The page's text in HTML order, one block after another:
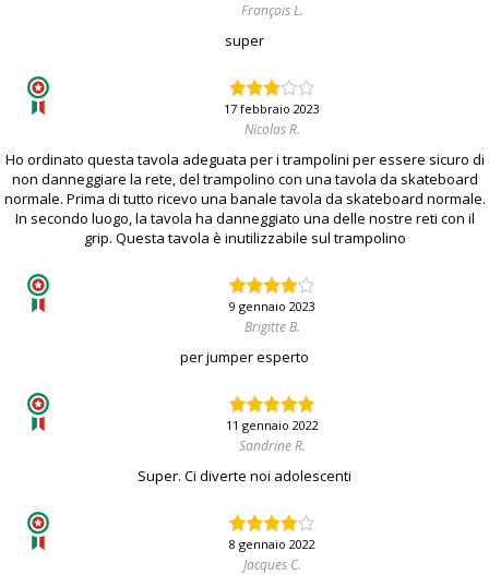
François L.
super
17 febbraio 2023
Nicolas R.
Ho ordinato questa tavola adeguata per i trampolini per essere sicuro di
non danneggiare la rete, del trampolino con una tavola da skateboard
normale. Prima di tutto ricevo una banale tavola da skateboard normale.
In secondo luogo, la tavola ha danneggiato una delle nostre reti con il
grip. Questa tavola è inutilizzabile sul trampolino
9 gennaio 2023
Brigitte B.
per jumper esperto
11 gennaio 2022
Sandrine R.
Super. Ci diverte noi adolescenti
8 gennaio 2022
Jacques C.